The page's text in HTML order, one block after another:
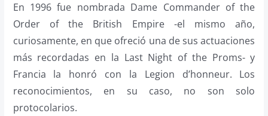
En 1996 fue nombrada Dame Commander of the
Order of the British Empire -el mismo año,
curiosamente, en que ofreció una de sus actuaciones
más recordadas en la Last Night of the Proms- y
Francia la honró con la Legion d’honneur. Los
reconocimientos, en su caso, no son solo
protocolarios.